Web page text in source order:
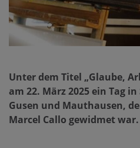
Unter dem Titel „Glaube,
am 22. März 2025 ein Tag
Gusen und Mauthausen,
Marcel Callo gewidmet war.